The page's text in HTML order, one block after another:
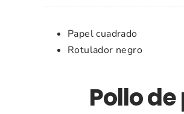
Papel cuadrado
Rotulador negro
Pollo